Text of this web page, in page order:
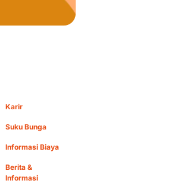
Karir
Suku Bunga
Informasi Biaya
Berita &
Informasi